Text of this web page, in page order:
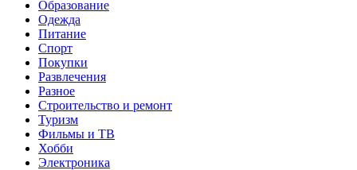
Образование
Одежда
Питание
Спорт
Покупки
Развлечения
Разное
Строительство и ремонт
Туризм
Фильмы и ТВ
Хобби
Электроника